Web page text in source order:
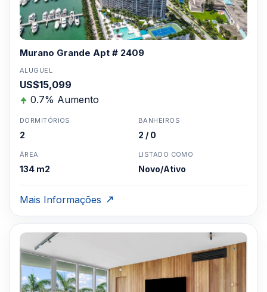
Murano Grande Apt # 2409
ALUGUEL
US$15,099
0.7% Aumento
DORMITÓRIOS
2
BANHEIROS
2 / 0
ÁREA
134 m2
LISTADO COMO
Novo/Ativo
Mais Informações